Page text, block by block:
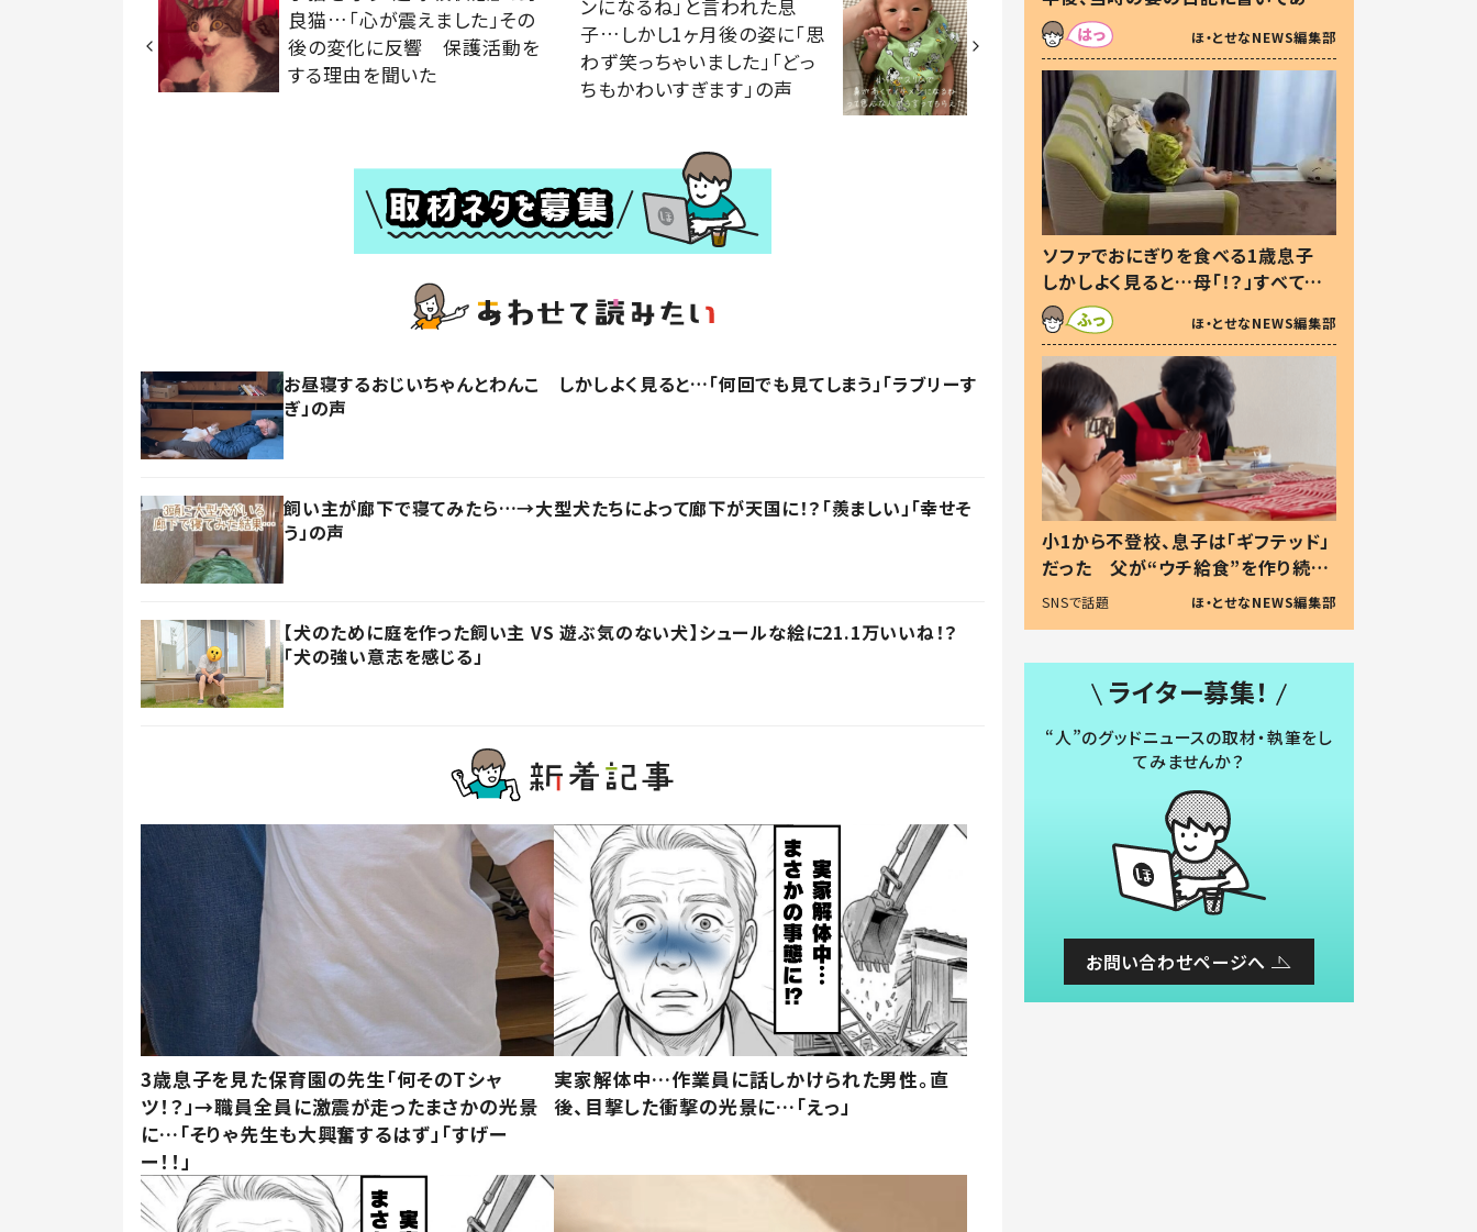
良猫…「心が震えました」その
後の変化に反響 保護活動を
する理由を聞いた
ンになるね」と言われた息
子…しかし1ヶ月後の姿に「思
わず笑っちゃいました」「どっ
ちもかわいすぎます」の声
お昼寝するおじいちゃんとわんこ しかしよく見ると…「何回でも見てしまう」「ラブリーす
ぎ」の声
飼い主が廊下で寝てみたら…→大型犬たちによって廊下が天国に！？「羨ましい」「幸せそ
う」の声
【犬のために庭を作った飼い主 VS 遊ぶ気のない犬】シュールな絵に21.1万いいね！？
「犬の強い意志を感じる」
3歳息子を見た保育園の先生「何そのTシャ
ツ！？」→職員全員に激震が走ったまさかの光景
に…「そりゃ先生も大興奮するはず」「すげー
ー！！」
実家解体中…作業員に話しかけられた男性。直
後、目撃した衝撃の光景に…「えっ」
た本音とは
ほ・とせなNEWS編集部
ソファでおにぎりを食べる1歳息子
しかしよく見ると…母「！？」すべてを
察した母の投稿に「可愛いから許
す！」「現行犯〜」
ほ・とせなNEWS編集部
小1から不登校、息子は「ギフテッド」
だった 父が“ウチ給食”を作り続け
る理由とは #令和の親 #令和の子
SNSで話題 ほ・とせなNEWS編集部
ライター募集！
“人”のグッドニュースの取材・執筆をし
てみませんか？
お問い合わせページへ